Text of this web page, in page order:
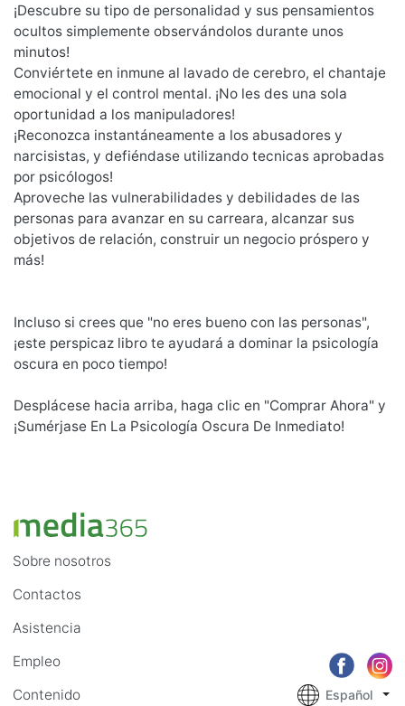
¡Descubre su tipo de personalidad y sus pensamientos
ocultos simplemente observándolos durante unos
minutos!
Conviértete en inmune al lavado de cerebro, el chantaje
emocional y el control mental. ¡No les des una sola
oportunidad a los manipuladores!
¡Reconozca instantáneamente a los abusadores y
narcisistas, y defiéndase utilizando tecnicas aprobadas
por psicólogos!
Aproveche las vulnerabilidades y debilidades de las
personas para avanzar en su carreara, alcanzar sus
objetivos de relación, construir un negocio próspero y
más!
Incluso si crees que "no eres bueno con las personas",
¡este perspicaz libro te ayudará a dominar la psicología
oscura en poco tiempo!
Desplácese hacia arriba, haga clic en "Comprar Ahora" y
¡Sumérjase En La Psicología Oscura De Inmediato!
Sobre nosotros
Contactos
Asistencia
Empleo
Contenido
Español